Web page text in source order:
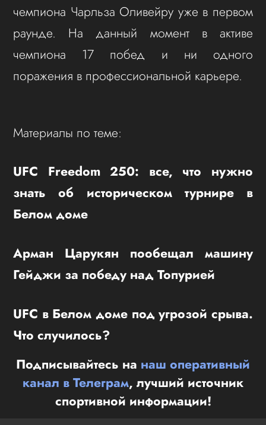
чемпиона Чарльза Оливейру уже в первом
раунде. На данный момент в активе
чемпиона 17 побед и ни одного
поражения в профессиональной карьере.
Материалы по теме:
UFC Freedom 250: все, что нужно
знать об историческом турнире в
Белом доме
Арман Царукян пообещал машину
Гейджи за победу над Топурией
UFC в Белом доме под угрозой срыва.
Что случилось?
Подписывайтесь на наш оперативный
канал в Телеграм, лучший источник
спортивной информации!